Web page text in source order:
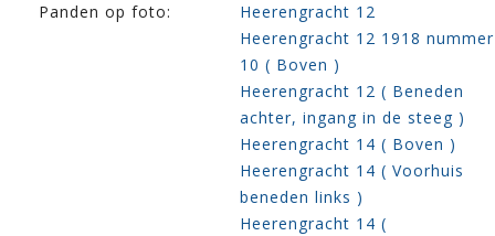
Panden op foto:
Heerengracht 12
Heerengracht 12 1918 nummer
10 ( Boven )
Heerengracht 12 ( Beneden
achter, ingang in de steeg )
Heerengracht 14 ( Boven )
Heerengracht 14 ( Voorhuis
beneden links )
Heerengracht 14 (